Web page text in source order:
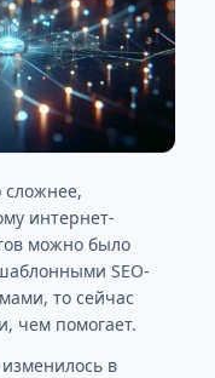
сложнее,
интернет-
можно было
SEO-
то сейчас
чем помогает.
в